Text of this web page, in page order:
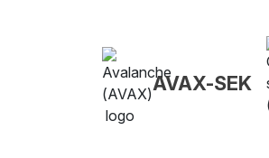
AVAX-SEK